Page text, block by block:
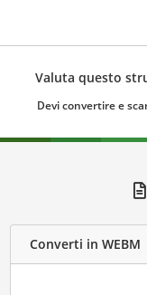
Valuta questo
Devi convertire e
Converti in WEBM